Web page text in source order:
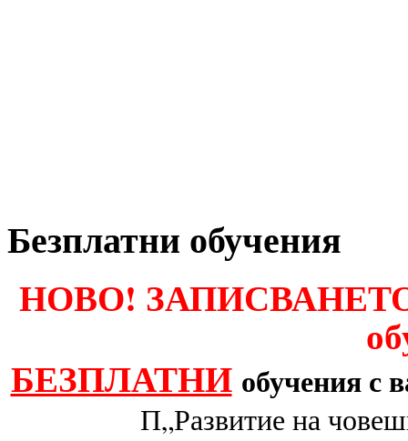
Безплатни обучения
НОВО! ЗАПИСВАНЕТО
БЕЗПЛАТНИ обучения с
П„Развитие на